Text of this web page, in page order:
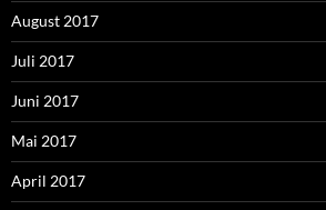
August 2017
Juli 2017
Juni 2017
Mai 2017
April 2017